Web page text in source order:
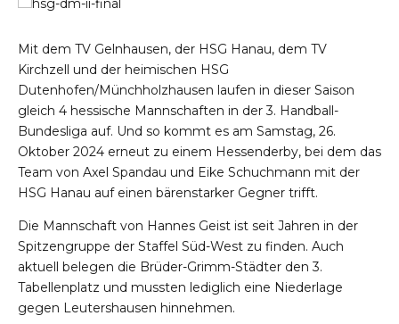
Mit dem TV Gelnhausen, der HSG Hanau, dem TV
Kirchzell und der heimischen HSG
Dutenhofen/Münchholzhausen laufen in dieser Saison
gleich 4 hessische Mannschaften in der 3. Handball-
Bundesliga auf. Und so kommt es am Samstag, 26.
Oktober 2024 erneut zu einem Hessenderby, bei dem das
Team von Axel Spandau und Eike Schuchmann mit der
HSG Hanau auf einen bärenstarker Gegner trifft.
Die Mannschaft von Hannes Geist ist seit Jahren in der
Spitzengruppe der Staffel Süd-West zu finden. Auch
aktuell belegen die Brüder-Grimm-Städter den 3.
Tabellenplatz und mussten lediglich eine Niederlage
gegen Leutershausen hinnehmen.